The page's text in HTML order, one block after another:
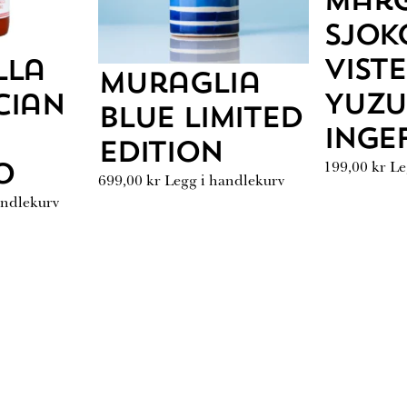
Muraglia
Blue Limited
Edition
699,00 kr Legg i handlekurv
199,00 kr